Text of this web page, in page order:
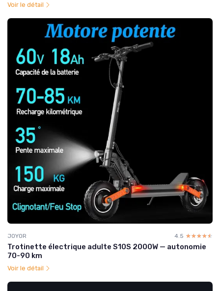
Voir le détail
JOYOR 4.5 ☆☆☆☆☆
★★★★★
Trotinette électrique adulte S10S 2000W — autonomie
70-90 km
Voir le détail